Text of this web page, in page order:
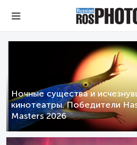
Ночные существа и
кинотеатры. Победители
Masters 2026